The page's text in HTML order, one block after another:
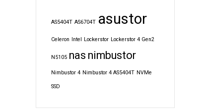
AS5404T AS6704T asustor
Celeron Intel Lockerstor Lockerstor 4 Gen2
N5105 nas nimbustor
Nimbustor 4 Nimbustor 4 AS5404T NVMe
SSD